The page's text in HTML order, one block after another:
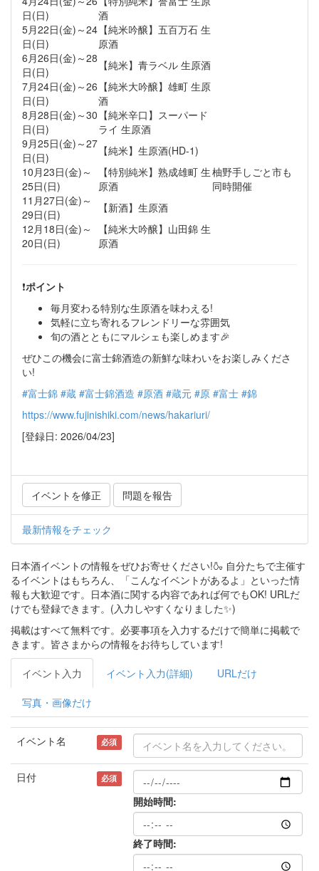
日(日)
酒
5月22日(金)～24
日(日)
【純米吟醸】五百万石 生
原酒
6月26日(金)～28
日(日)
【純米】青ラベル 生原酒
7月24日(金)～26
日(日)
【純米大吟醸】雄町 生原
酒
8月28日(金)～30
日(日)
【純米辛口】スーパード
ライ 生原酒
9月25日(金)～27
日(日)
【純米】生原酒(HD-1)
10月23日(金)～
25日(日)
【特別純米】熟成雄町 生
原酒
柚野手しごと市も
同時開催
11月27日(金)～
29日(日)
【新酒】生原酒
12月18日(金)～
20日(日)
【純米大吟醸】山田錦 生
原酒
❗ポイント
毎月変わる特別な生原酒を味わえる!
気軽に立ち寄れるフレンドリーな雰囲気
旬の酒とともにマルシェも楽しめます🎉
ぜひこの機会に富士錦酒造の新鮮な味わいをお楽しみくださ
い!
#富士錦 #蔵 #富士錦酒造 #原酒 #蔵元 #原 #富士 #錦
https://www.fujinishiki.com/news/hakariuri/
[登録日: 2026/04/23]
イベントを修正 問題を報告
最新情報をチェック
日本酒イベントの情報をぜひお寄せください!🍶 自分たちで主催す
るイベントはもちろん、「こんなイベントがあるよ」といった情
報も大歓迎です。日本酒に関する内容であれば何でもOK! URLだ
けでも登録できます。(入力しやすくなりました✨)
掲載はすべて無料です。必要事項を入力するだけで簡単に掲載で
きます。皆さまからの情報をお待ちしています!
イベント入力 イベント入力(詳細) URLだけ
写真・画像だけ
イベント名 必須
日付 必須
開始時間:
終了時間: